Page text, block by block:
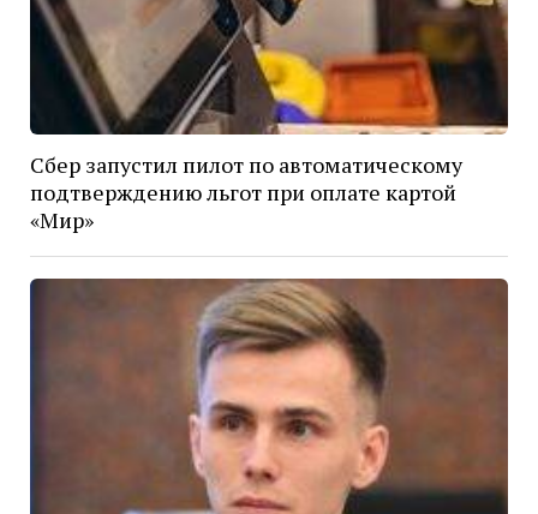
Сбер запустил пилот по автоматическому
подтверждению льгот при оплате картой
«Мир»